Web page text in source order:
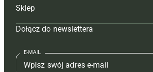
Tagi
Mapa serwisu
Kontakt
Regulamin
Hoduj z głową świnie
Prenumerata
Redakcja
Kontakt
Redakcja
Prenumerata
Reklama
Kontakt
Sklep
Czasopisma i prenumerata
Książki
Regulamin
Dołącz do newslettera
E-MAIL